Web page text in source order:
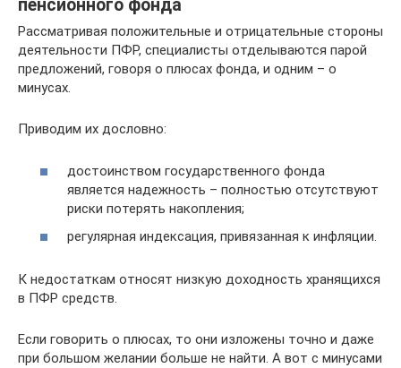
пенсионного фонда
Рассматривая положительные и отрицательные стороны
деятельности ПФР, специалисты отделываются парой
предложений, говоря о плюсах фонда, и одним – о
минусах.
Приводим их дословно:
достоинством государственного фонда
является надежность – полностью отсутствуют
риски потерять накопления;
регулярная индексация, привязанная к инфляции.
К недостаткам относят низкую доходность хранящихся
в ПФР средств.
Если говорить о плюсах, то они изложены точно и даже
при большом желании больше не найти. А вот с минусами